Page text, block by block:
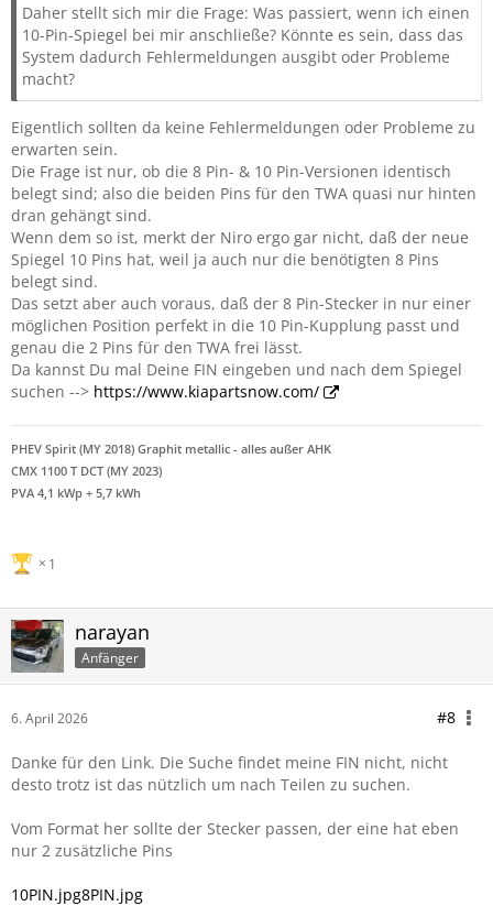
Daher stellt sich mir die Frage: Was passiert, wenn ich einen
10-Pin-Spiegel bei mir anschließe? Könnte es sein, dass das
System dadurch Fehlermeldungen ausgibt oder Probleme
macht?
Eigentlich sollten da keine Fehlermeldungen oder Probleme zu
erwarten sein.
Die Frage ist nur, ob die 8 Pin- & 10 Pin-Versionen identisch
belegt sind; also die beiden Pins für den TWA quasi nur hinten
dran gehängt sind.
Wenn dem so ist, merkt der Niro ergo gar nicht, daß der neue
Spiegel 10 Pins hat, weil ja auch nur die benötigten 8 Pins
belegt sind.
Das setzt aber auch voraus, daß der 8 Pin-Stecker in nur einer
möglichen Position perfekt in die 10 Pin-Kupplung passt und
genau die 2 Pins für den TWA frei lässt.
Da kannst Du mal Deine FIN eingeben und nach dem Spiegel
suchen --> https://www.kiapartsnow.com/
PHEV Spirit (MY 2018) Graphit metallic - alles außer AHK
CMX 1100 T DCT (MY 2023)
PVA 4,1 kWp + 5,7 kWh
1
narayan
Anfänger
6. April 2026 #8
Danke für den Link. Die Suche findet meine FIN nicht, nicht
desto trotz ist das nützlich um nach Teilen zu suchen.
Vom Format her sollte der Stecker passen, der eine hat eben
nur 2 zusätzliche Pins
10PIN.jpg8PIN.jpg